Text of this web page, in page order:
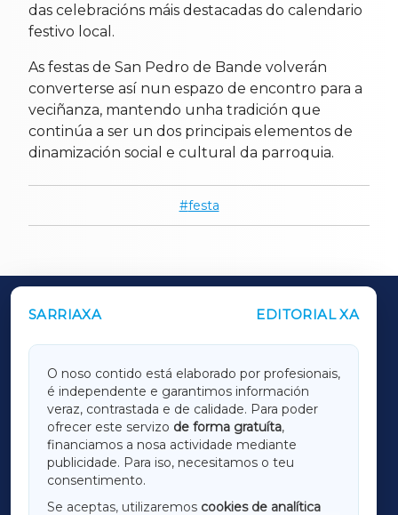
das celebracións máis destacadas do calendario
festivo local.
As festas de San Pedro de Bande volverán
converterse así nun espazo de encontro para a
veciñanza, mantendo unha tradición que
continúa a ser un dos principais elementos de
dinamización social e cultural da parroquia.
festa
SARRIAXA EDITORIAL XA
O noso contido está elaborado por profesionais,
é independente e garantimos información
veraz, contrastada e de calidade. Para poder
ofrecer este servizo de forma gratuíta,
financiamos a nosa actividade mediante
publicidade. Para iso, necesitamos o teu
consentimento.
Se aceptas, utilizaremos cookies de analítica
OUTROS PERIÓDICOS
LUGOXA
TERRACHAXA